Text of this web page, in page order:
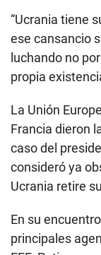
“Ucrania tiene
ese cansancio
luchando no
propia
La Unión
Francia dieron
caso del
consideró ya
Ucrania retire
En su
principales